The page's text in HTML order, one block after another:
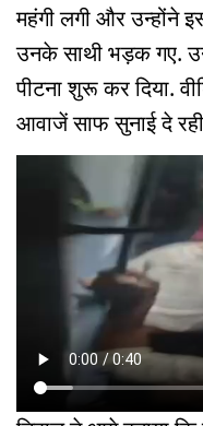
महंगी लगी और उन्होंने
उनके साथी भड़क गए.
पीटना शुरू कर दिया.
आवाजें साफ सुनाई दे